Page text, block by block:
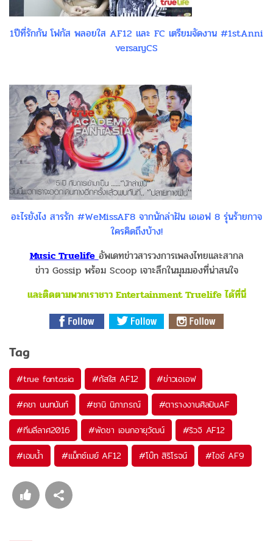
1ปีที่รักกัน โฟกัส พลอยใส AF12 และ FC เตรียมจัดงาน #1stAnni
versaryCS
อะไรยังไง สารรัก #WeMissAF8 จากนักล่าฝัน เอเอฟ 8 รุ่นร้ายกาจ
ใครคิดถึงบ้าง!
Music Truelife อัพเดทข่าวสารวงการเพลงไทยและสากล
ข่าว Gossip พร้อม Scoop เจาะลึกในมุมมองที่น่าสนใจ
และติดตามพวกเราชาว Entertainment Truelife ได้ที่นี่
Tag
#true fantasia #กัสใส AF12 #ข่าวเอเอฟ
#คชา นนทนันท์ #ซานิ นิภาภรณ์ #ตารางงานศิลปินAF
#ทีมลีลาศ2016 #พัดชา เอนกอายุวัฒน์ #ริวจิ AF12
#เอมน้ำ #แม็กซ์เมย์ AF12 #โบ๊ท สิริโรจน์ #ไอซ์ AF9